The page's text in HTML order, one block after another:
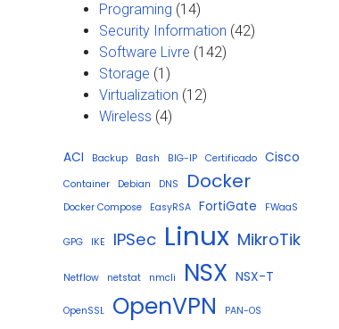
Programing (14)
Security Information (42)
Software Livre (142)
Storage (1)
Virtualization (12)
Wireless (4)
ACI Backup Bash BIG-IP Certificado Cisco
Container Debian DNS Docker
Docker Compose EasyRSA FortiGate FWaaS
GPG IKE IPSec Linux MikroTik
Netflow netstat nmcli NSX NSX-T
OpenSSL OpenVPN PAN-OS